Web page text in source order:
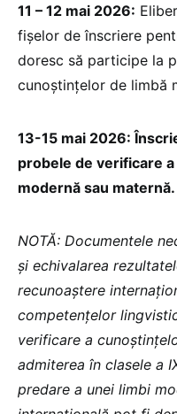
11 – 12 mai 2026:
fişelor de înscriere
doresc să participe la
cunoştinţelor de limbă
13-15 mai 2026:
probele de verificare
modernă sau maternă.
NOTĂ: Documentele
și echivalarea
recunoaștere
competențelor
verificare a
admiterea în clasele a
predare a unei limbi